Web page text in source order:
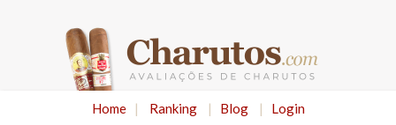
Home | Ranking | Blog | Login